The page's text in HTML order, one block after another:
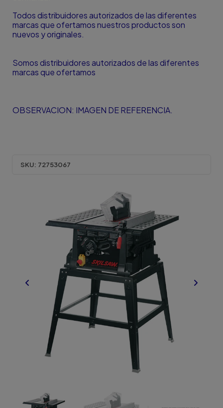
Todos distribuidores autorizados de las diferentes
marcas que ofertamos nuestros productos son
nuevos y originales.
Somos distribuidores autorizados de las diferentes
marcas que ofertamos
OBSERVACION: IMAGEN DE REFERENCIA.
SKU: 72753067